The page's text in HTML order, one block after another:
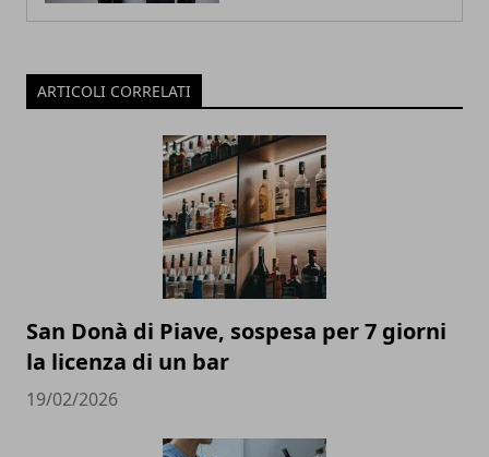
ARTICOLI CORRELATI
San Donà di Piave, sospesa per 7 giorni
la licenza di un bar
19/02/2026